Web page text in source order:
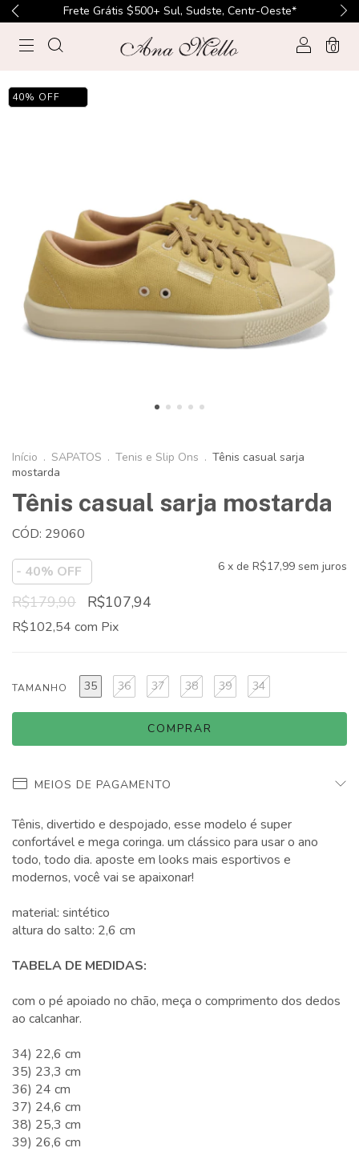
Frete Grátis $500+ Sul, Sudste, Centr-Oeste*
0
40% OFF
Início . SAPATOS . Tenis e Slip Ons . Tênis casual sarja
mostarda
Tênis casual sarja mostarda
CÓD: 29060
- 40% OFF
R$179,90 R$107,94
6 x de R$17,99 sem juros
R$102,54 com Pix
TAMANHO 35 36 37 38 39 34
MEIOS DE PAGAMENTO
Tênis, divertido e despojado, esse modelo é super
confortável e mega coringa. um clássico para usar o ano
todo, todo dia. aposte em looks mais esportivos e
modernos, você vai se apaixonar!
material: sintético
altura do salto: 2,6 cm
TABELA DE MEDIDAS:
com o pé apoiado no chão, meça o comprimento dos dedos
ao calcanhar.
34) 22,6 cm
35) 23,3 cm
36) 24 cm
37) 24,6 cm
38) 25,3 cm
39) 26,6 cm